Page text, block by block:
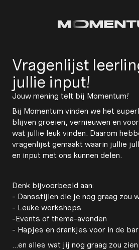
Vragenlijst
jullie input!
27/3/2026
Jouw mening telt bij Momentum!
Bij Momentum vinden we het
blijven groeien, vernieuwen en
wat jullie leuk vinden. Daarom
vragenlijst gemaakt waarin jullie
en input met ons kunnen delen.
Denk bijvoorbeeld aan:
- Dansstijlen die je nog graag zou
- Leuke workshops
-Events of thema-avonden
- Hapjes en drankjes voor in de bar
...en alles wat jij nog graag zou